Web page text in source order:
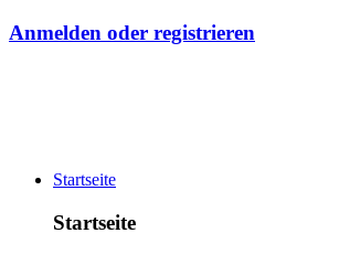
Anmelden oder registrieren
Startseite
Startseite